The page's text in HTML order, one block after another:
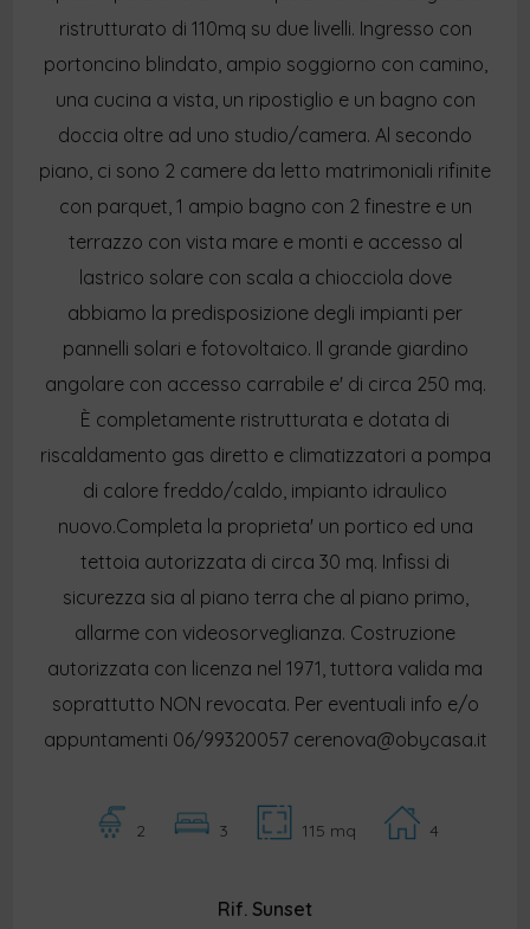
ristrutturato di 110mq su due livelli. Ingresso con
portoncino blindato, ampio soggiorno con camino,
una cucina a vista, un ripostiglio e un bagno con
doccia oltre ad uno studio/camera. Al secondo
piano, ci sono 2 camere da letto matrimoniali rifinite
con parquet, 1 ampio bagno con 2 finestre e un
terrazzo con vista mare e monti e accesso al
lastrico solare con scala a chiocciola dove
abbiamo la predisposizione degli impianti per
pannelli solari e fotovoltaico. Il grande giardino
angolare con accesso carrabile e' di circa 250 mq.
È completamente ristrutturata e dotata di
riscaldamento gas diretto e climatizzatori a pompa
di calore freddo/caldo, impianto idraulico
nuovo.Completa la proprieta' un portico ed una
tettoia autorizzata di circa 30 mq. Infissi di
sicurezza sia al piano terra che al piano primo,
allarme con videosorveglianza. Costruzione
autorizzata con licenza nel 1971, tuttora valida ma
soprattutto NON revocata. Per eventuali info e/o
appuntamenti 06/99320057 cerenova@obycasa.it
2 3 115 mq 4
Rif. Sunset